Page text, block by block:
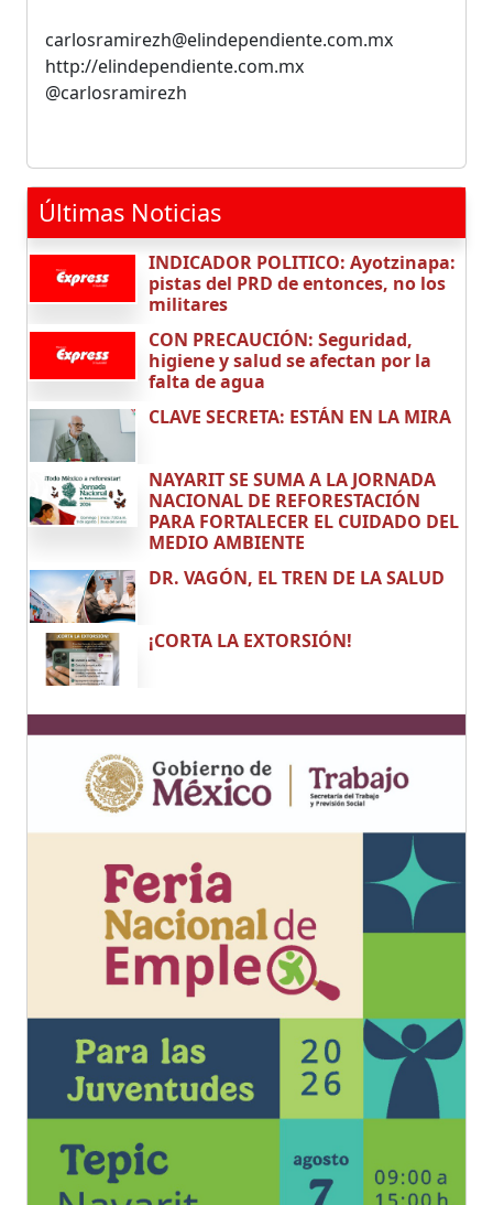
carlosramirezh@elindependiente.com.mx
http://elindependiente.com.mx
@carlosramirezh
Últimas Noticias
INDICADOR POLITICO: Ayotzinapa:
pistas del PRD de entonces, no los
militares
CON PRECAUCIÓN: Seguridad,
higiene y salud se afectan por la
falta de agua
CLAVE SECRETA: ESTÁN EN LA MIRA
NAYARIT SE SUMA A LA JORNADA
NACIONAL DE REFORESTACIÓN
PARA FORTALECER EL CUIDADO DEL
MEDIO AMBIENTE
DR. VAGÓN, EL TREN DE LA SALUD
¡CORTA LA EXTORSIÓN!